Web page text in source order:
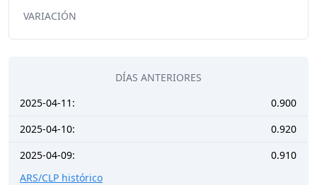
VARIACIÓN
DÍAS ANTERIORES
2025-04-11:
0.900
2025-04-10:
0.920
2025-04-09:
0.910
ARS/CLP histórico